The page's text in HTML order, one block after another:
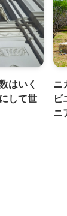
はいく
して世
ニ
ビ
ニ